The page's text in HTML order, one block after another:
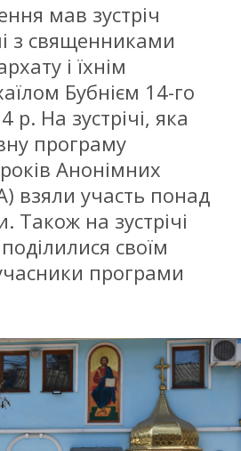
мав зустріч
з священниками
і їхнім
Бубнієм 14-го
р. На зустрічі, яка
програму
Анонімних
взяли участь понад
Також на зустрічі
своїм
програми